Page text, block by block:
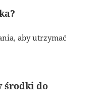
aby utrzymać
środki do